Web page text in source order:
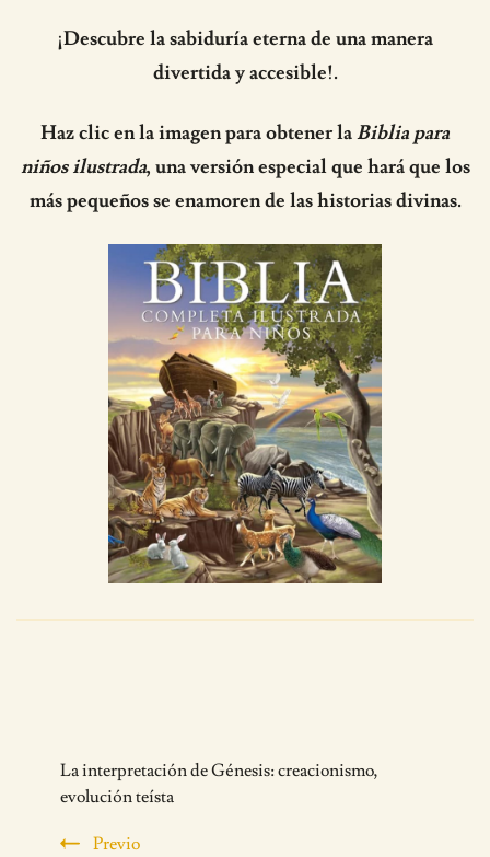
¡Descubre la sabiduría eterna de una manera
divertida y accesible!.
Haz clic en la imagen para obtener laBiblia para
niños ilustrada, una versión especial que hará que los
más pequeños se enamoren de las historias divinas.
Navigation
La interpretación de Génesis: creacionismo,
evolución teísta
Previo